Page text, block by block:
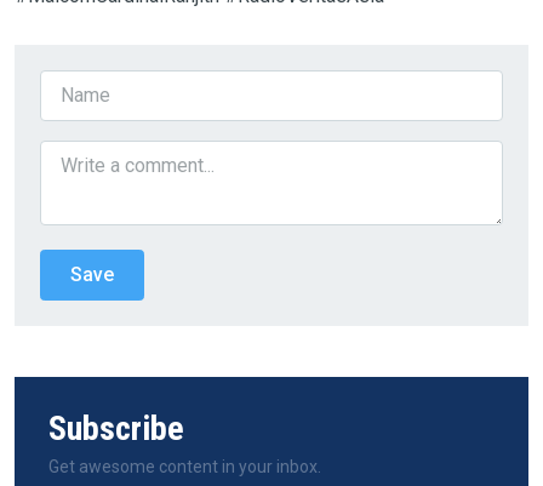
Subscribe
Get awesome content in your inbox.